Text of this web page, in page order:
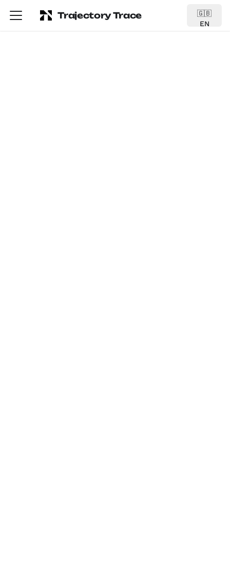
Trajectory Trace
🇬🇧
EN